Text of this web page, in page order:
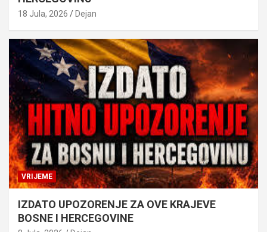
18 Jula, 2026 Dejan
VRIJEME
IZDATO UPOZORENJE ZA OVE KRAJEVE
BOSNE I HERCEGOVINE